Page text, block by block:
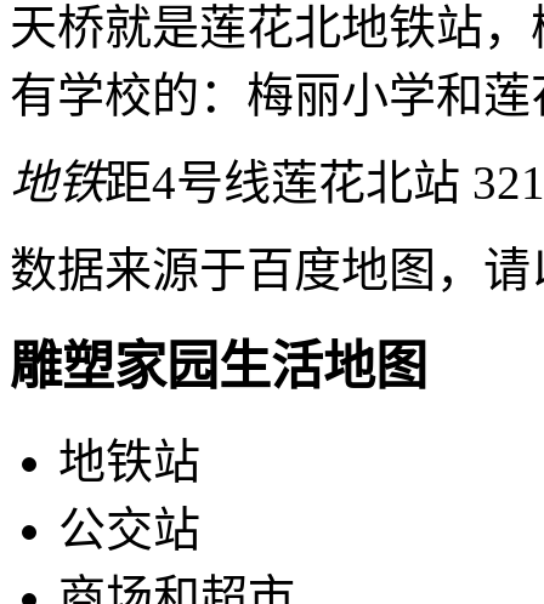
天桥就是莲花北地铁站
有学校的：梅丽小学和
地铁距4号线莲花北站
数据来源于百度地图，
雕塑家园生活地图
地铁站
公交站